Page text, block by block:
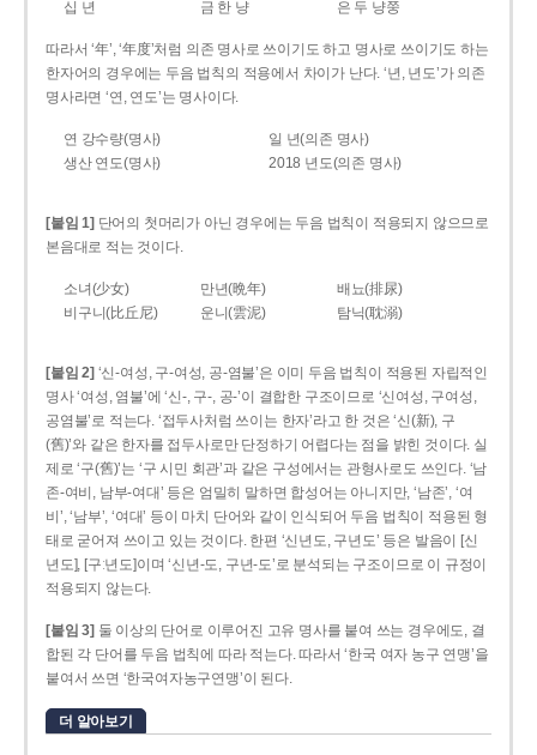
십 년 금 한 냥 은 두 냥쭝
따라서 ‘年’, ‘年度’처럼 의존 명사로 쓰이기도 하고 명사로 쓰이기도 하는
한자어의 경우에는 두음 법칙의 적용에서 차이가 난다. ‘년, 년도’가 의존
명사라면 ‘연, 연도’는 명사이다.
연 강수량(명사)
일 년(의존 명사)
생산 연도(명사)
2018 년도(의존 명사)
[붙임 1] 단어의 첫머리가 아닌 경우에는 두음 법칙이 적용되지 않으므로
본음대로 적는 것이다.
소녀(少女) 만년(晩年)
배뇨(排尿)
비구니(比丘尼)
운니(雲泥) 탐닉(耽溺)
[붙임 2] ‘신-여성, 구-여성, 공-염불’은 이미 두음 법칙이 적용된 자립적인
명사 ‘여성, 염불’에 ‘신-, 구-, 공-’이 결합한 구조이므로 ‘신여성, 구여성,
공염불’로 적는다. ‘접두사처럼 쓰이는 한자’라고 한 것은 ‘신(新), 구
(舊)’와 같은 한자를 접두사로만 단정하기 어렵다는 점을 밝힌 것이다. 실
제로 ‘구(舊)’는 ‘구 시민 회관’과 같은 구성에서는 관형사로도 쓰인다. ‘남
존­-여비, 남부-­여대’ 등은 엄밀히 말하면 합성어는 아니지만, ‘남존’, ‘여
비’, ‘남부’, ‘여대’ 등이 마치 단어와 같이 인식되어 두음 법칙이 적용된 형
태로 굳어져 쓰이고 있는 것이다. 한편 ‘신년도, 구년도’ 등은 발음이 [신
년도], [구ː년도]이며 ‘신년­-도, 구년-­도’로 분석되는 구조이므로 이 규정이
적용되지 않는다.
[붙임 3] 둘 이상의 단어로 이루어진 고유 명사를 붙여 쓰는 경우에도, 결
합된 각 단어를 두음 법칙에 따라 적는다. 따라서 ‘한국 여자 농구 연맹’을
붙여서 쓰면 ‘한국여자농구연맹’이 된다.
더 알아보기